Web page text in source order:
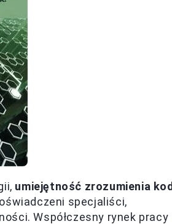
umiejętność zrozumienia
specjaliści,
Współczesny rynek pracy